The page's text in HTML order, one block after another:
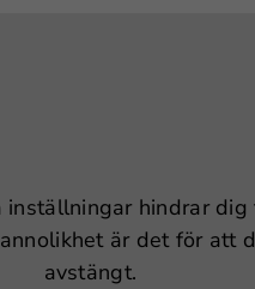
inställningar hindrar
är det för att
avstängt.